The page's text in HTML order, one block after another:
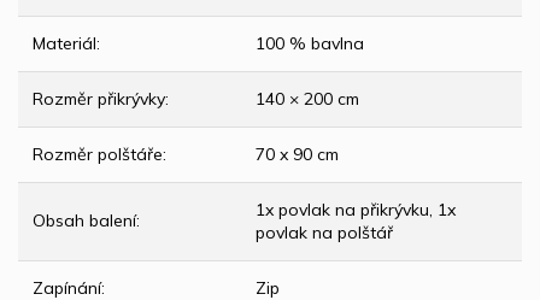
Materiál: 100 % bavlna
Rozměr přikrývky: 140 × 200 cm
Rozměr polštáře: 70 x 90 cm
Obsah balení:
1x povlak na přikrývku, 1x
povlak na polštář
Zapínání: Zip